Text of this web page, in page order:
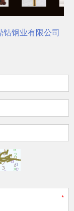
钻钢业有限公司，